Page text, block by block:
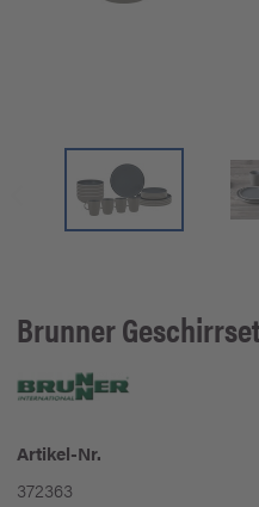
Brunner
Artikel-Nr.
372363